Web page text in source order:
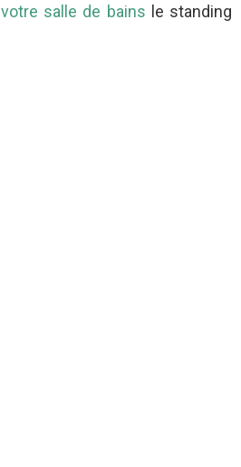
votre salle de bains le standing